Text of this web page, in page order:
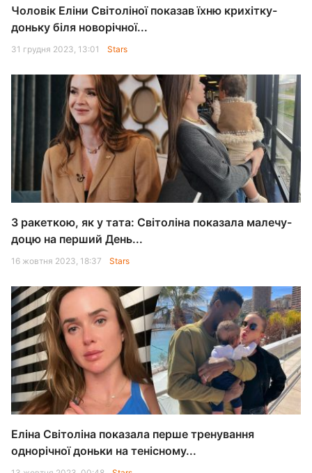
Чоловік Еліни Світоліної показав їхню крихітку-
доньку біля новорічної...
31 грудня 2023, 13:01 Stars
З ракеткою, як у тата: Світоліна показала малечу-
доцю на перший День...
16 жовтня 2023, 18:37 Stars
Еліна Світоліна показала перше тренування
однорічної доньки на тенісному...